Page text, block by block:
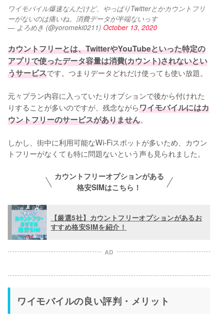
ワイモバイル爆速なんだけど、やっぱりTwitterとかカウントフリ
ーがないのは痛いね。消費データが半端ないっす
— よろめき (@yoromeki0211) October 13, 2020
カウントフリーとは、TwitterやYouTubeといった特定の
アプリで使ったデータ容量は消費(カウント)されないとい
うサービスです。つまりデータどれだけ使っても使い放題。
元々プラン内容に入っていたりオプションで後から付けれた
りすることが多いのですが、残念ながらワイモバイルにはカ
ウントフリーのサービスがありません。
しかし、街中に利用可能なWi-Fiスポットが多いため、カウン
トフリーがなくても特に問題ないという声も見られました。
カウントフリーオプションがある
格安SIMはこちら！
【厳選5社】カウントフリーオプションがあるお
すすめ格安SIMを紹介！
AD
ワイモバイルの良い評判・メリット